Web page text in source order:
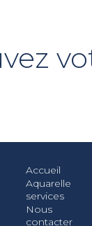
Accueil
Aquarelle
services
Nous
contacter